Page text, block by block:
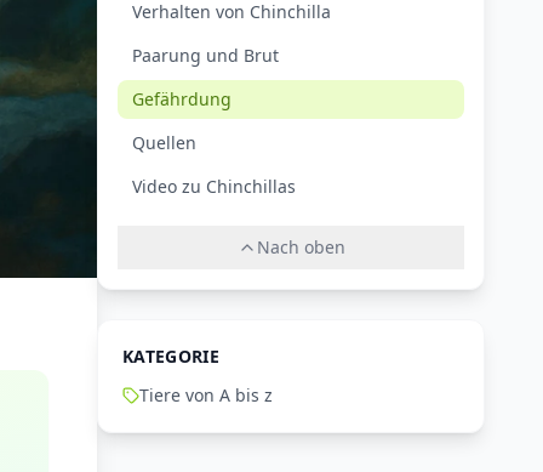
Verhalten von Chinchilla
Paarung und Brut
Gefährdung
Quellen
Video zu Chinchillas
Nach oben
KATEGORIE
Tiere von A bis z